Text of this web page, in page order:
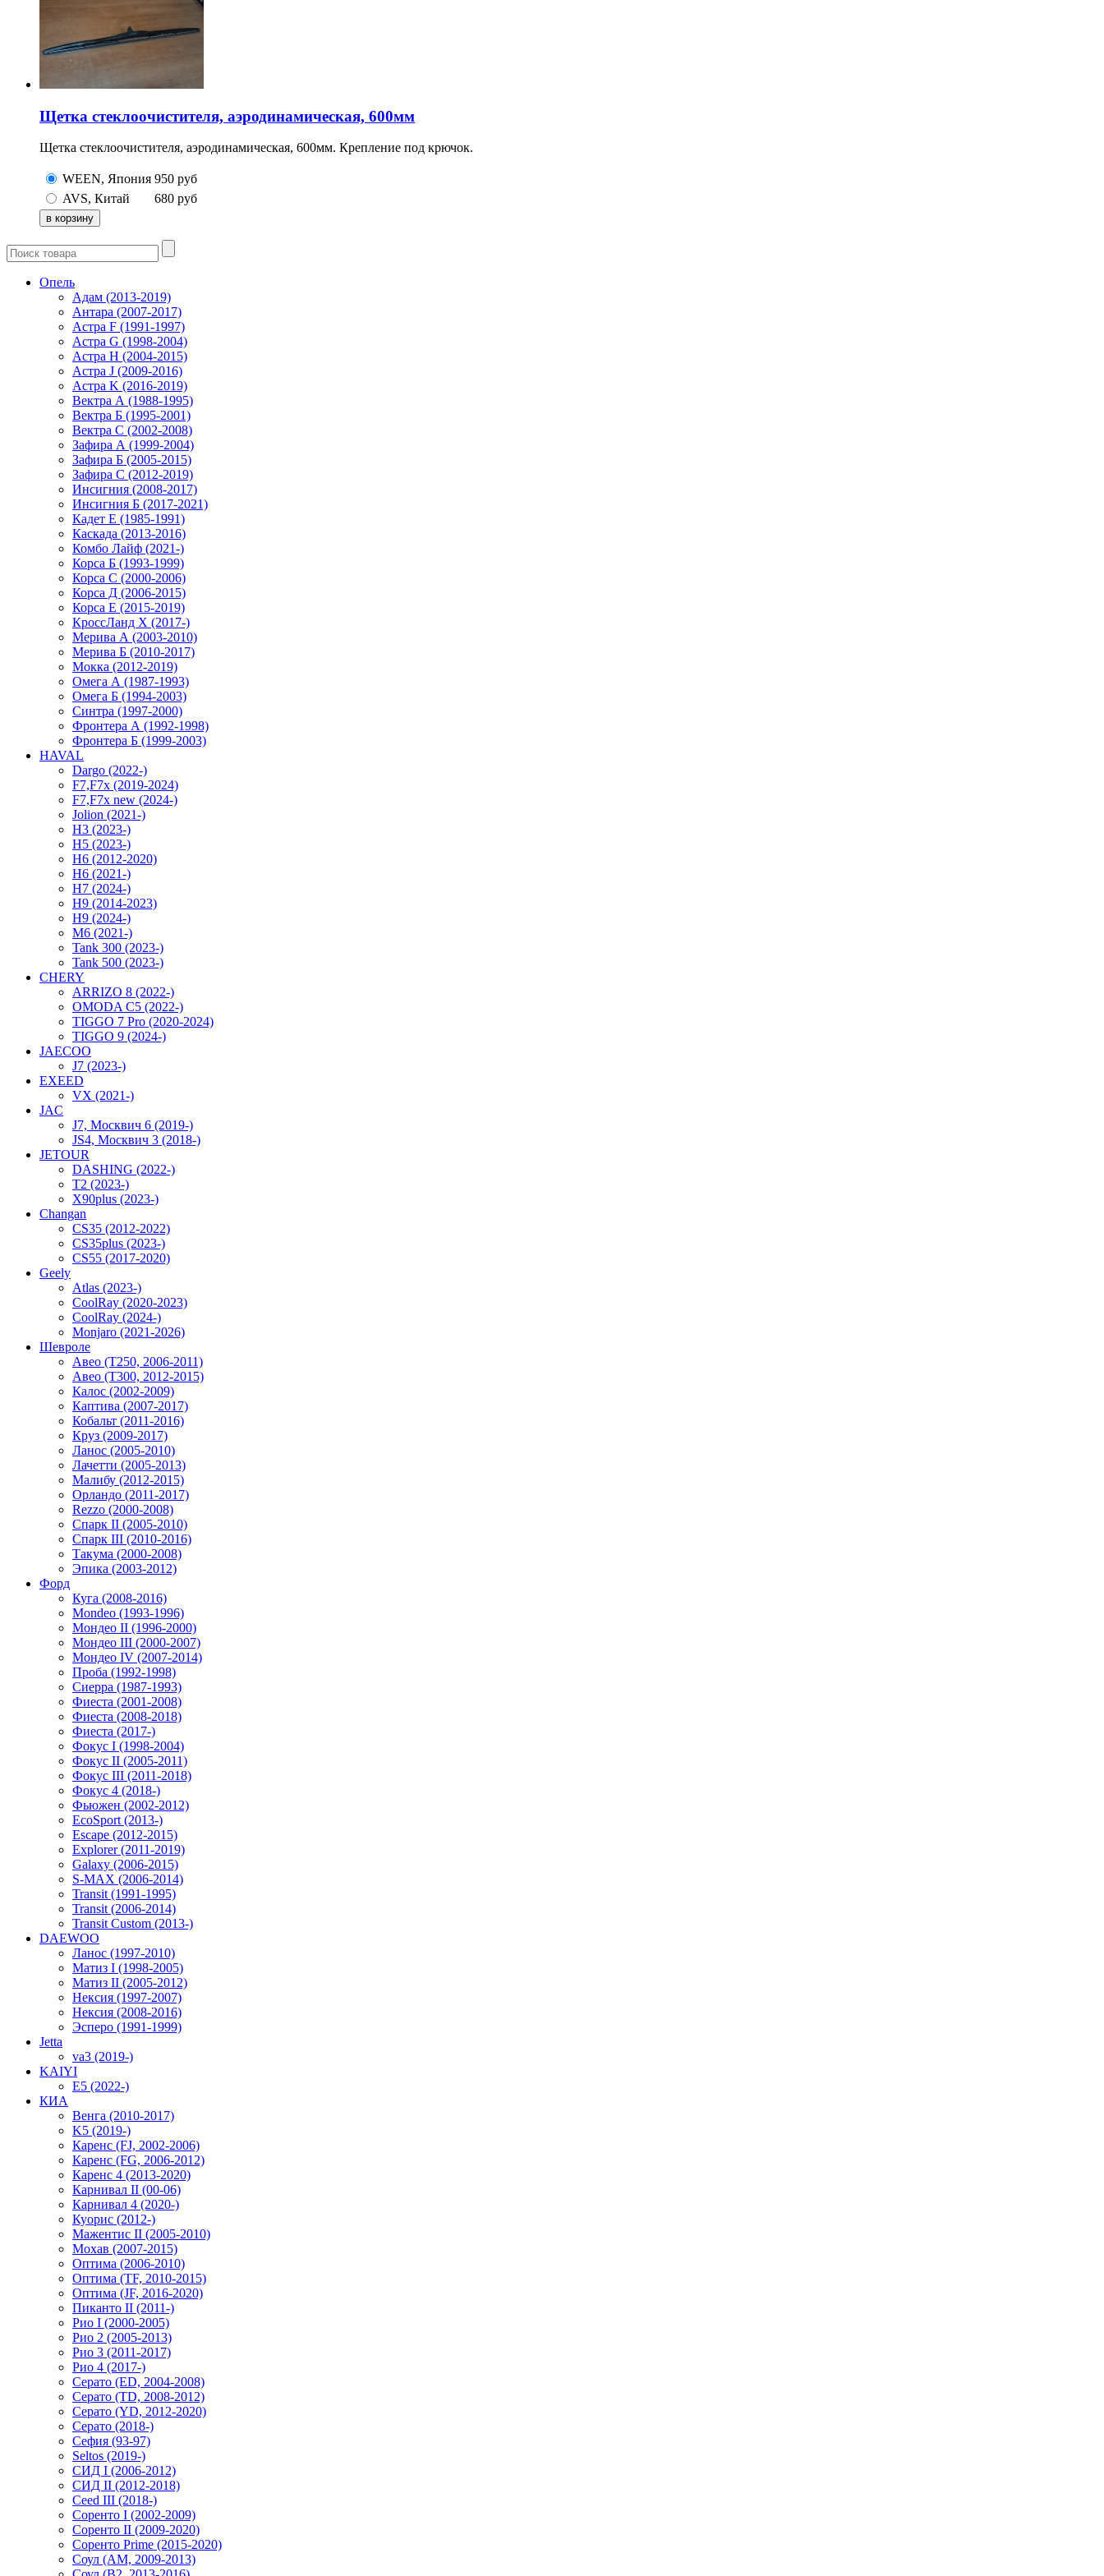
Щетка стеклоочистителя, аэродинамическая, 600мм
Щетка стеклоочистителя, аэродинамическая, 600мм. Крепление под крючок.
WEEN, Япония 950 руб
AVS, Китай
680 руб
Опель
Адам (2013-2019)
Антара (2007-2017)
Астра F (1991-1997)
Астра G (1998-2004)
Астра H (2004-2015)
Астра J (2009-2016)
Астра K (2016-2019)
Вектра А (1988-1995)
Вектра Б (1995-2001)
Вектра С (2002-2008)
Зафира А (1999-2004)
Зафира Б (2005-2015)
Зафира С (2012-2019)
Инсигния (2008-2017)
Инсигния Б (2017-2021)
Кадет Е (1985-1991)
Каскада (2013-2016)
Комбо Лайф (2021-)
Корса Б (1993-1999)
Корса С (2000-2006)
Корса Д (2006-2015)
Корса E (2015-2019)
КроссЛанд X (2017-)
Мерива А (2003-2010)
Мерива Б (2010-2017)
Мокка (2012-2019)
Омега А (1987-1993)
Омега Б (1994-2003)
Синтра (1997-2000)
Фронтера А (1992-1998)
Фронтера Б (1999-2003)
HAVAL
Dargo (2022-)
F7,F7x (2019-2024)
F7,F7x new (2024-)
Jolion (2021-)
H3 (2023-)
H5 (2023-)
H6 (2012-2020)
H6 (2021-)
H7 (2024-)
H9 (2014-2023)
H9 (2024-)
M6 (2021-)
Tank 300 (2023-)
Tank 500 (2023-)
CHERY
ARRIZO 8 (2022-)
OMODA C5 (2022-)
TIGGO 7 Pro (2020-2024)
TIGGO 9 (2024-)
JAECOO
J7 (2023-)
EXEED
VX (2021-)
JAC
J7, Москвич 6 (2019-)
JS4, Москвич 3 (2018-)
JETOUR
DASHING (2022-)
T2 (2023-)
X90plus (2023-)
Changan
CS35 (2012-2022)
CS35plus (2023-)
CS55 (2017-2020)
Geely
Atlas (2023-)
CoolRay (2020-2023)
CoolRay (2024-)
Monjaro (2021-2026)
Шевроле
Авео (T250, 2006-2011)
Авео (T300, 2012-2015)
Калос (2002-2009)
Каптива (2007-2017)
Кобальт (2011-2016)
Круз (2009-2017)
Ланос (2005-2010)
Лачетти (2005-2013)
Малибу (2012-2015)
Орландо (2011-2017)
Rezzo (2000-2008)
Спарк II (2005-2010)
Спарк III (2010-2016)
Такума (2000-2008)
Эпика (2003-2012)
Форд
Куга (2008-2016)
Mondeo (1993-1996)
Мондео II (1996-2000)
Мондео III (2000-2007)
Мондео IV (2007-2014)
Проба (1992-1998)
Сиерра (1987-1993)
Фиеста (2001-2008)
Фиеста (2008-2018)
Фиеста (2017-)
Фокус I (1998-2004)
Фокус II (2005-2011)
Фокус III (2011-2018)
Фокус 4 (2018-)
Фьюжен (2002-2012)
EcoSport (2013-)
Escape (2012-2015)
Explorer (2011-2019)
Galaxy (2006-2015)
S-MAX (2006-2014)
Transit (1991-1995)
Transit (2006-2014)
Transit Custom (2013-)
DAEWOO
Ланос (1997-2010)
Матиз I (1998-2005)
Матиз II (2005-2012)
Нексия (1997-2007)
Нексия (2008-2016)
Эсперо (1991-1999)
Jetta
va3 (2019-)
KAIYI
E5 (2022-)
КИА
Венга (2010-2017)
K5 (2019-)
Каренс (FJ, 2002-2006)
Каренс (FG, 2006-2012)
Каренс 4 (2013-2020)
Карнивал II (00-06)
Карнивал 4 (2020-)
Куорис (2012-)
Мажентис II (2005-2010)
Мохав (2007-2015)
Оптима (2006-2010)
Оптима (TF, 2010-2015)
Оптима (JF, 2016-2020)
Пиканто II (2011-)
Рио I (2000-2005)
Рио 2 (2005-2013)
Рио 3 (2011-2017)
Рио 4 (2017-)
Серато (ED, 2004-2008)
Серато (TD, 2008-2012)
Серато (YD, 2012-2020)
Серато (2018-)
Сефия (93-97)
Seltos (2019-)
СИД I (2006-2012)
СИД II (2012-2018)
Ceed III (2018-)
Соренто I (2002-2009)
Соренто II (2009-2020)
Соренто Prime (2015-2020)
Соул (AM, 2009-2013)